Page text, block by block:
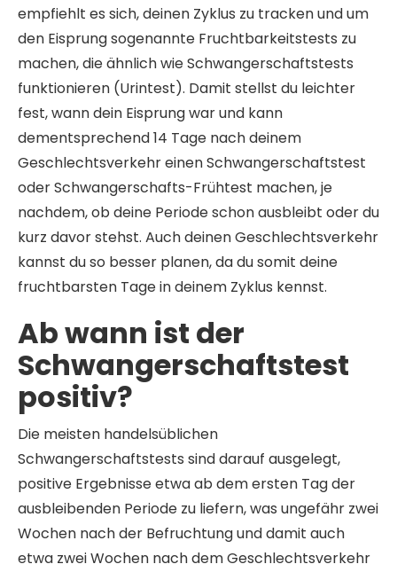
empfiehlt es sich, deinen Zyklus zu tracken und um
den Eisprung sogenannte Fruchtbarkeitstests zu
machen, die ähnlich wie Schwangerschaftstests
funktionieren (Urintest). Damit stellst du leichter
fest, wann dein Eisprung war und kann
dementsprechend 14 Tage nach deinem
Geschlechtsverkehr einen Schwangerschaftstest
oder Schwangerschafts-Frühtest machen, je
nachdem, ob deine Periode schon ausbleibt oder du
kurz davor stehst. Auch deinen Geschlechtsverkehr
kannst du so besser planen, da du somit deine
fruchtbarsten Tage in deinem Zyklus kennst.
Ab wann ist der
Schwangerschaftstest
positiv?
Die meisten handelsüblichen
Schwangerschaftstests sind darauf ausgelegt,
positive Ergebnisse etwa ab dem ersten Tag der
ausbleibenden Periode zu liefern, was ungefähr zwei
Wochen nach der Befruchtung und damit auch
etwa zwei Wochen nach dem Geschlechtsverkehr